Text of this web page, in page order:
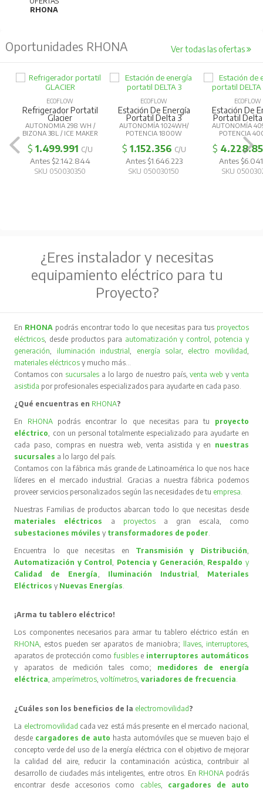
RHONA
Oportunidades RHONA Ver todas las ofertas
ECOFLOW
Refrigerador Portatil
Glacier
AUTONOMIA 298 WH /
BIZONA 38L / ICE MAKER
$ 1.499.991 C/U
Antes $2.142.844
SKU 050030350
ECOFLOW
Estación De Energía
Portatil Delta 3
AUTONOMÍA 1024WH/
POTENCIA 1800W
$ 1.152.356 C/U
Antes $1.646.223
SKU 050030150
ECOFLOW
Estación De
Portatil Delta
AUTONOMÍA
POTENCIA
$
Antes
SKU
¿Eres instalador y necesitas
equipamiento eléctrico para tu
Proyecto?
En RHONA podrás encontrar todo lo que necesitas para tus proyectos
eléctricos , desde productos para automatización y control
potencia y
generación
iluminación industrial energía solar, electro movilidad
materiales eléctricos y mucho más…
Contamos con sucursales a lo largo de nuestro país,venta web y venta
asistida por profesionales especializados para ayudarte en cada paso.
¿Qué encuentras en RHONA?
En RHONA podrás encontrar lo que necesitas para tu proyecto
eléctrico , con un personal totalmente especializado para ayudarte en
cada paso, compras en nuestra web, venta asistida y en nuestras
sucursales a lo largo del país.
Contamos con la fábrica más grande de Latinoamérica lo que nos hace
líderes en el mercado industrial. Gracias a nuestra fábrica podemos
proveer servicios personalizados según las necesidades de tu empresa
Nuestras Familias de productos abarcan todo lo que necesitas desde
materiales eléctricos
a proyectos
a gran escala, como
subestaciones móvilesy transformadores de poder
Encuentra lo que necesitas en Transmisión y Distribución
Automatización y Control
Potencia y Generación Respaldo y
Calidad de Energía
Iluminación Industrial
Materiales
Eléctricos y Nuevas Energías
¡Arma tu tablero eléctrico!
Los componentes necesarios para armar tu tablero eléctrico están en
RHONA , estos pueden ser aparatos de maniobra; llaves, interruptores,
aparatos de protección comofusibles e interruptores automáticos
y aparatos de medición tales como; medidores de energía
eléctrica amperímetros ,voltímetros ,variadores de frecuencia
¿Cuáles son los beneficios de la electromovilidad?
La electromovilidad cada vez está más presente en el mercado nacional,
desde cargadores de auto hasta automóviles que se mueven bajo el
concepto verde del uso de la energía eléctrica con el objetivo de mejorar
la calidad del aire, reducir la contaminación acústica, contribuir al
desarrollo de ciudades más inteligentes, entre otros. En RHONA podrás
encontrar desde accesorios como cables, cargadores de auto